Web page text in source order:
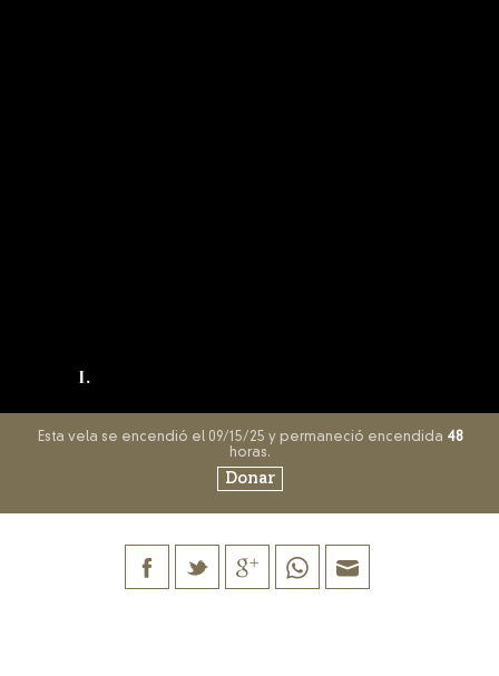
I.
Esta vela se encendió el 09/15/25 y permaneció encendida 48
horas.
Donar